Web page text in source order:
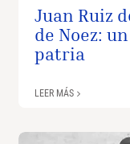
Juan Ruiz
de Noez:
patria
LEER MÁS